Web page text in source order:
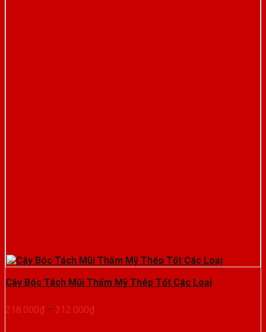
Cây Bóc Tách Mũi Thẩm Mỹ Thép Tốt Các Loại
218.000₫ – 312.000₫Khoảng